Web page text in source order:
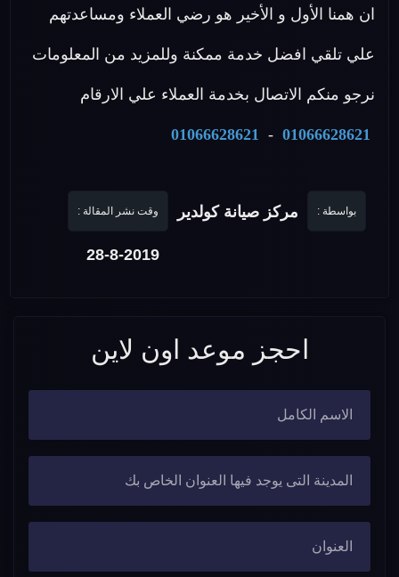
ان همنا الأول و الأخير هو رضي العملاء ومساعدتهم
علي تلقي افضل خدمة ممكنة وللمزيد من المعلومات
نرجو منكم الاتصال بخدمة العملاء علي الارقام
01066628621
-
01066628621
بواسطة : مركز صيانة كولدير وقت نشر المقالة :
28-8-2019
احجز موعد اون لاين